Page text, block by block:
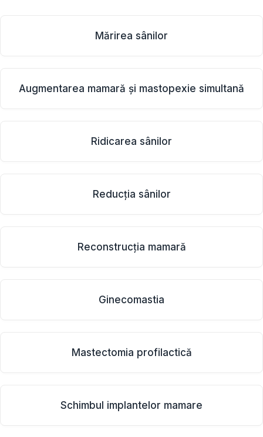
Mărirea sânilor
Augmentarea mamară și mastopexie simultană
Ridicarea sânilor
Reducţia sânilor
Reconstrucţia mamară
Ginecomastia
Mastectomia profilactică
Schimbul implantelor mamare